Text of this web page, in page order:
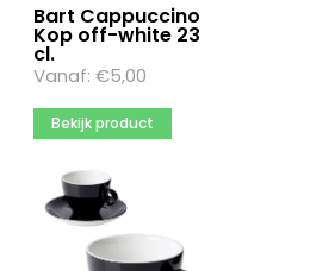
Bart Cappuccino
Kop off-white 23
cl.
Vanaf:€5,00
Bekijk product